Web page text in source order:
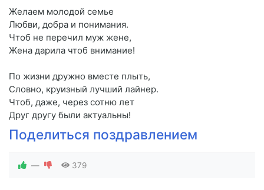
Желаем молодой семье
Любви, добра и понимания.
Чтоб не перечил муж жене,
Жена дарила чтоб внимание!
По жизни дружно вместе плыть,
Словно, круизный лучший лайнер.
Чтоб, даже, через сотню лет
Друг другу были актуальны!
Поделиться поздравлением
— 379